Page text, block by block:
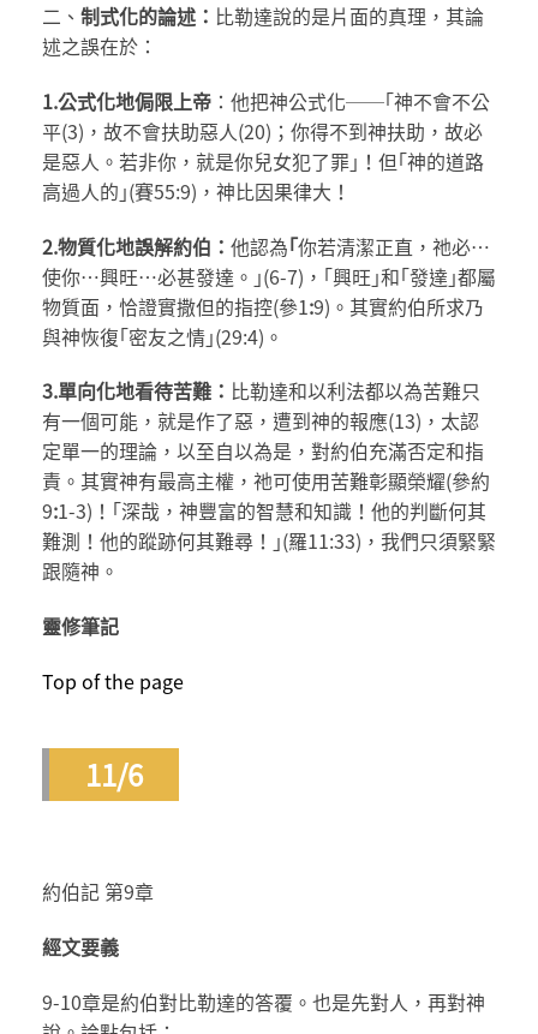
二、 制式化的論述： 比勒達說的是片面的真理，其論
述之誤在於：
1.公式化地侷限上帝 ：他把神公式化──｢神不會不公
平(3)，故不會扶助惡人(20)；你得不到神扶助，故必
是惡人。若非你，就是你兒女犯了罪｣！但｢神的道路
高過人的｣(賽55:9)，神比因果律大！
2.物質化地誤解約伯： 他認為｢你若清潔正直，祂必…
使你…興旺…必甚發達。｣(6-7)，｢興旺｣和｢發達｣都屬
物質面，恰證實撒但的指控(參1:9)。其實約伯所求乃
與神恢復｢密友之情｣(29:4)。
3.單向化地看待苦難： 比勒達和以利法都以為苦難只
有一個可能，就是作了惡，遭到神的報應(13)，太認
定單一的理論，以至自以為是，對約伯充滿否定和指
責。其實神有最高主權，祂可使用苦難彰顯榮耀(參約
9:1-3)！｢深哉，神豐富的智慧和知識！他的判斷何其
難測！他的蹤跡何其難尋！｣(羅11:33)，我們只須緊緊
跟隨神。
靈修筆記
Top of the page
11/6
約伯記 第9章
經文要義
9-10章是約伯對比勒達的答覆。也是先對人，再對神